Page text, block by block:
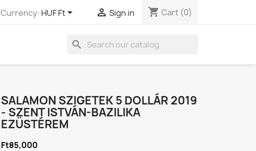
Currency: HUF Ft  Sign in shopping_cart Cart (0)
search
SALAMON SZIGETEK 5 DOLLÁR 2019
- SZENT ISTVÁN-BAZILIKA
EZÜSTÉREM
Ft85,000